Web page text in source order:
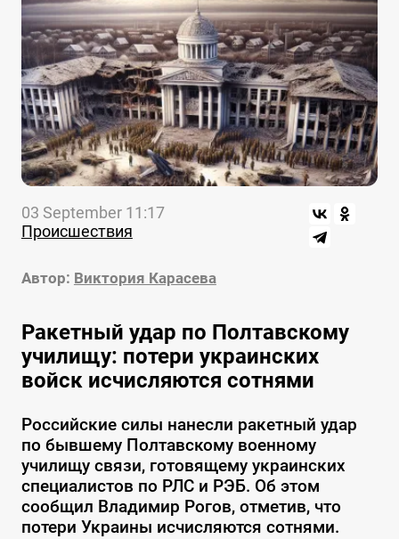
03 September 11:17
Происшествия
Автор: Виктория Карасева
Ракетный удар по Полтавскому
училищу: потери украинских
войск исчисляются сотнями
Российские силы нанесли ракетный удар
по бывшему Полтавскому военному
училищу связи, готовящему украинских
специалистов по РЛС и РЭБ. Об этом
сообщил Владимир Рогов, отметив, что
потери Украины исчисляются сотнями.